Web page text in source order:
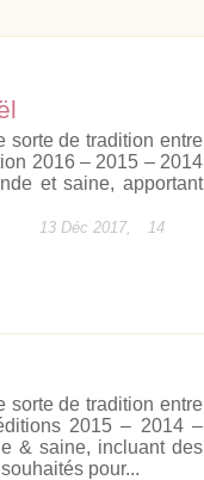
sorte de tradition entre
2016 – 2015 – 2014
et saine, apportant
13 Déc 2017, 14
sorte de tradition entre
2015 – 2014 –
& saine, incluant des
pour...